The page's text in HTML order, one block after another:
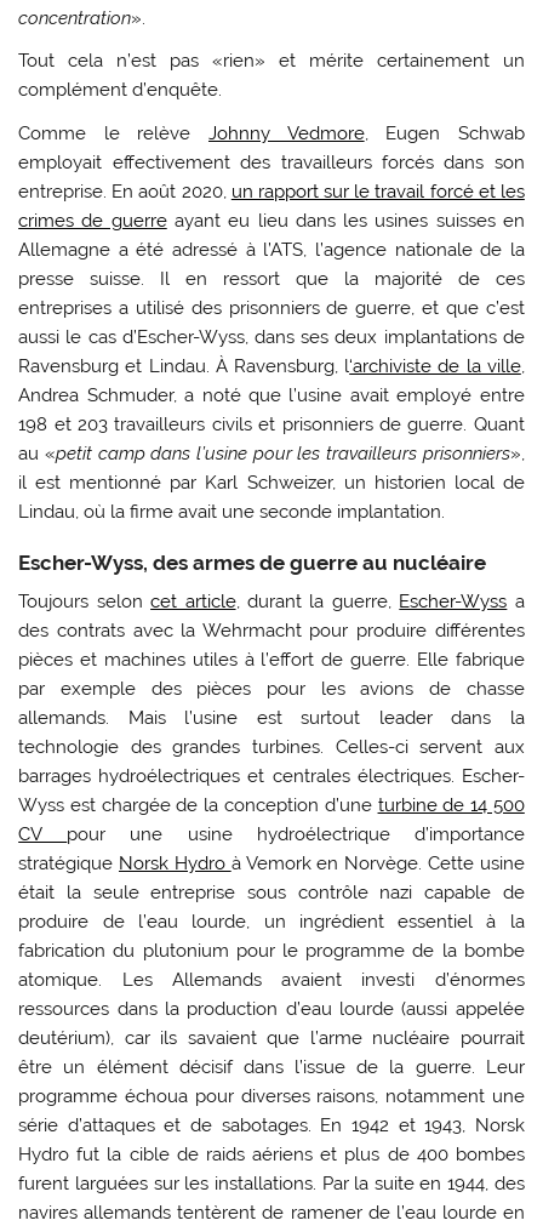
concentration».
Tout cela n’est pas «rien» et mérite certainement un
complément d’enquête.
Comme le relève Johnny Vedmore, Eugen Schwab
employait effectivement des travailleurs forcés dans son
entreprise. En août 2020, un rapport sur le travail forcé et les
crimes de guerreayant eu lieu dans les usines suisses en
Allemagne a été adressé à l’ATS, l’agence nationale de la
presse suisse. Il en ressort que la majorité de ces
entreprises a utilisé des prisonniers de guerre, et que c’est
aussi le cas d’Escher-Wyss, dans ses deux implantations de
Ravensburg et Lindau. À Ravensburg, l‘archiviste de la ville,
Andrea Schmuder, a noté que l’usine avait employé entre
198 et 203 travailleurs civils et prisonniers de guerre. Quant
au «petit camp dans l’usine pour les travailleurs prisonniers»,
il est mentionné par Karl Schweizer, un historien local de
Lindau, où la firme avait une seconde implantation.
​Escher-Wyss, des armes de guerre au nucléaire
Toujours seloncet article, durant la guerre, Escher-Wyss a
des contrats avec la Wehrmacht pour produire différentes
pièces et machines utiles à l’effort de guerre. Elle fabrique
par exemple des pièces pour les avions de chasse
allemands. Mais l’usine est surtout leader dans la
technologie des grandes turbines. Celles-ci servent aux
barrages hydroélectriques et centrales électriques. Escher-
Wyss est chargée de la conception d’une turbine de 14 500
CV pour une usine hydroélectrique d’importance
stratégique Norsk Hydro à Vemork en Norvège. Cette usine
était la seule entreprise sous contrôle nazi capable de
produire de l’eau lourde, un ingrédient essentiel à la
fabrication du plutonium pour le programme de la bombe
atomique. Les Allemands avaient investi d’énormes
ressources dans la production d’eau lourde (aussi appelée
deutérium), car ils savaient que l’arme nucléaire pourrait
être un élément décisif dans l’issue de la guerre. Leur
programme échoua pour diverses raisons, notamment une
série d’attaques et de sabotages. En 1942 et 1943, Norsk
Hydro fut la cible de raids aériens et plus de 400 bombes
furent larguées sur les installations. Par la suite en 1944, des
navires allemands tentèrent de ramener de l’eau lourde en